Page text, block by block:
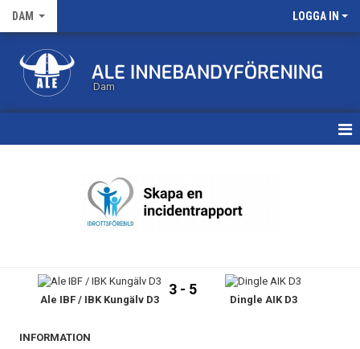
DAM LOGGA IN
Dam
NYHETSARKIV
Ale IBF / IBK Kungälv D3
3 - 5
Dingle AIK D3
INFORMATION